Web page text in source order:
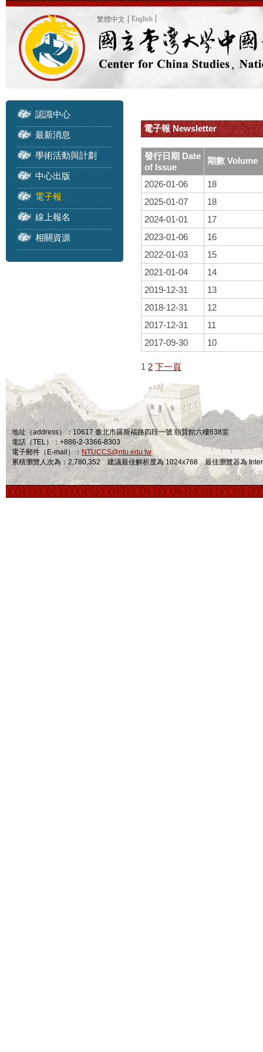
繁體中文 English
認識中心
最新消息
學術活動與計劃
中心出版
電子報
線上報名
相關資源
電子報 Newsletter
發行日期 Date
of Issue
期數 Volume
2026-01-06
18
2025-01-07
18
2024-01-01
17
2023-01-06
16
2022-01-03
15
2021-01-04
14
2019-12-31
13
2018-12-31
12
2017-12-31
11
2017-09-30
10
1 2 下一頁
地址（address）：10617 臺北市羅斯福路四段一號 頤賢館六樓638室
電話（TEL）：+886-2-3366-8303
電子郵件（E-mail）： NTUCCS@ntu.edu.tw
累積瀏覽人次為：2,780,352 建議最佳解析度為 1024x768 最佳瀏覽器為